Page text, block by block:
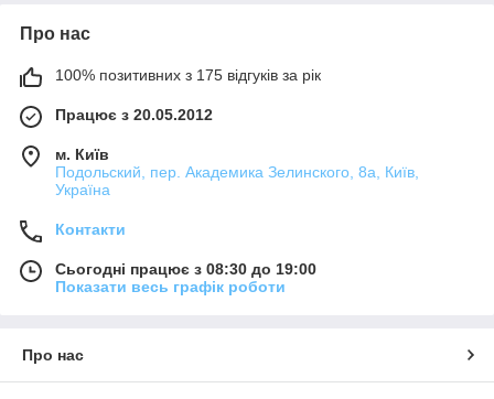
Про нас
100% позитивних з 175 відгуків за рік
Працює з 20.05.2012
м. Київ
Подольский, пер. Академика Зелинского, 8а, Київ,
Україна
Контакти
Сьогодні працює з 08:30 до 19:00
Показати весь графік роботи
Про нас